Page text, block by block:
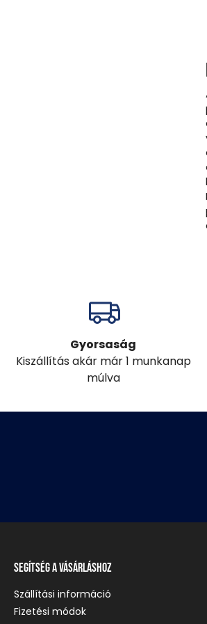
Gyorsaság
Kiszállítás akár már 1 munkanap
múlva
Segítség a vásárláshoz
Szállítási információ
Fizetési módok